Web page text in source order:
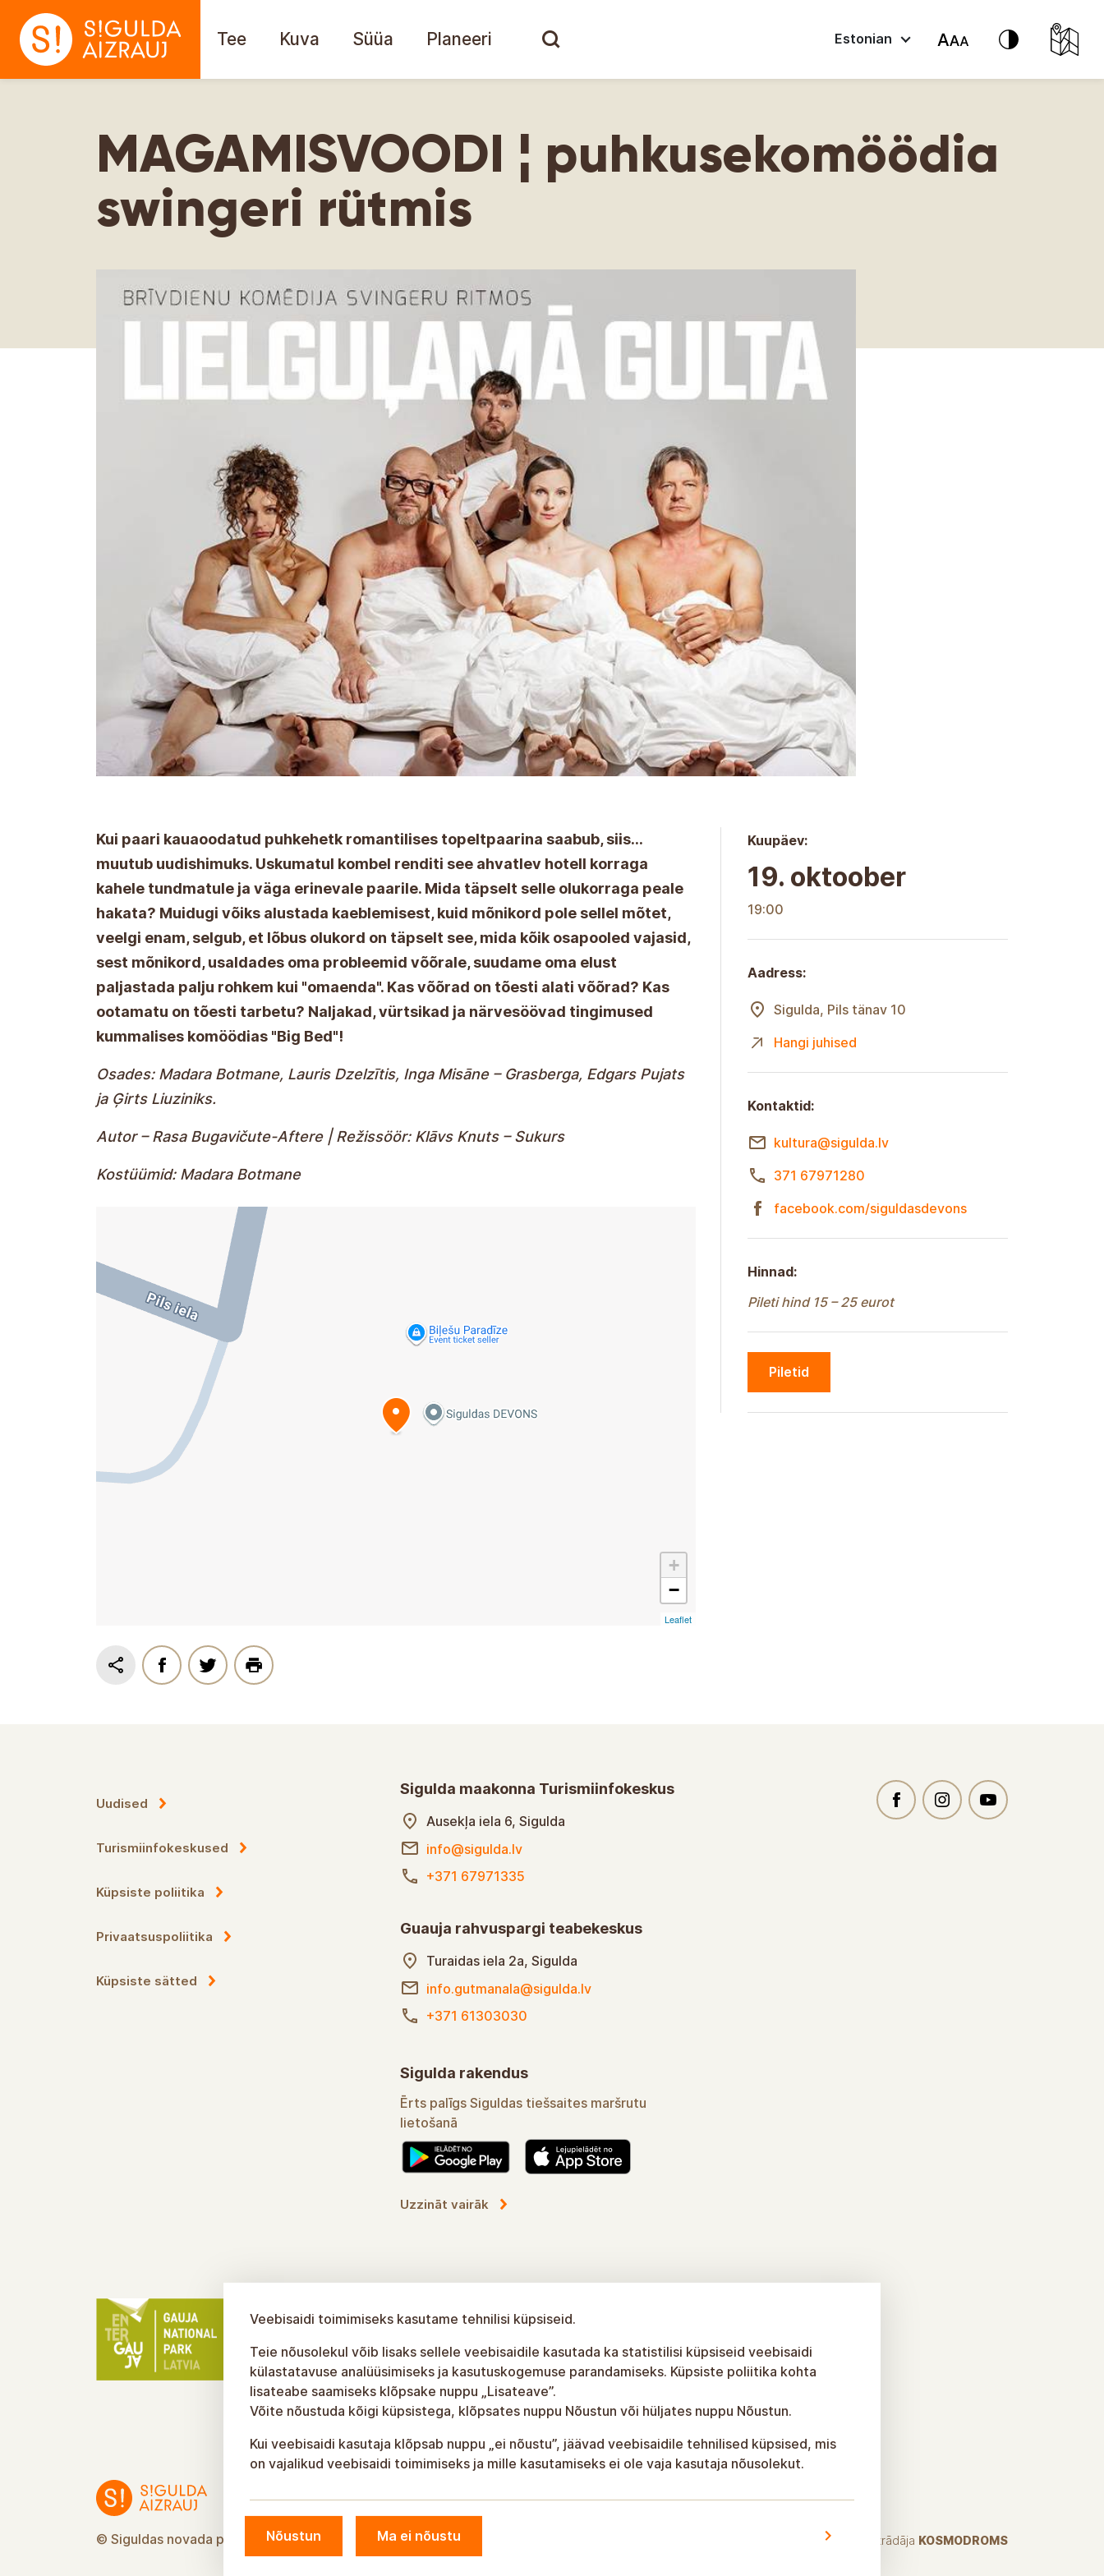
Tee Kuva Süüa Planeeri Estonian
MAGAMISVOODI ¦ puhkusekomöödia
swingeri rütmis
Kui paari kauaoodatud puhkehetk romantilises topeltpaarina saabub, siis...
muutub uudishimuks. Uskumatul kombel renditi see ahvatlev hotell korraga
kahele tundmatule ja väga erinevale paarile. Mida täpselt selle olukorraga peale
hakata? Muidugi võiks alustada kaeblemisest, kuid mõnikord pole sellel mõtet,
veelgi enam, selgub, et lõbus olukord on täpselt see, mida kõik osapooled vajasid,
sest mõnikord, usaldades oma probleemid võõrale, suudame oma elust
paljastada palju rohkem kui "omaenda". Kas võõrad on tõesti alati võõrad? Kas
ootamatu on tõesti tarbetu? Naljakad, vürtsikad ja närvesöövad tingimused
kummalises komöödias "Big Bed"!
Osades: Madara Botmane, Lauris Dzelzītis, Inga Misāne – Grasberga, Edgars Pujats
ja Ģirts Liuziniks.
Autor – Rasa Bugavičute-Aftere | Režissöör: Klāvs Knuts – Sukurs
Kostüümid: Madara Botmane
+
−
Leaflet
Kuupäev:
19. oktoober
19:00
Aadress:
Sigulda, Pils tänav 10
Hangi juhised
Kontaktid:
kultura@sigulda.lv
371 67971280
facebook.com/siguldasdevons
Hinnad:
Pileti hind 15 – 25 eurot
Piletid
Uudised
Turismiinfokeskused
Küpsiste poliitika
Privaatsuspoliitika
Küpsiste sätted
Sigulda maakonna Turismiinfokeskus
Ausekļa iela 6, Sigulda
info@sigulda.lv
+371 67971335
Guauja rahvuspargi teabekeskus
Turaidas iela 2a, Sigulda
info.gutmanala@sigulda.lv
+371 61303030
Sigulda rakendus
Ērts palīgs Siguldas tiešsaites maršrutu
lietošanā
Uzzināt vairāk
© Siguldas novada pašvaldība, 2026. Izstrādāja KOSMODROMS
Veebisaidi toimimiseks kasutame tehnilisi küpsiseid.
Teie nõusolekul võib lisaks sellele veebisaidile kasutada ka statistilisi küpsiseid veebisaidi
külastatavuse analüüsimiseks ja kasutuskogemuse parandamiseks. Küpsiste poliitika kohta
lisateabe saamiseks klõpsake nuppu „Lisateave”.
Võite nõustuda kõigi küpsistega, klõpsates nuppu Nõustun või hüljates nuppu Nõustun.
Kui veebisaidi kasutaja klõpsab nuppu „ei nõustu”, jäävad veebisaidile tehnilised küpsised, mis
on vajalikud veebisaidi toimimiseks ja mille kasutamiseks ei ole vaja kasutaja nõusolekut.
Nõustun Ma ei nõustu